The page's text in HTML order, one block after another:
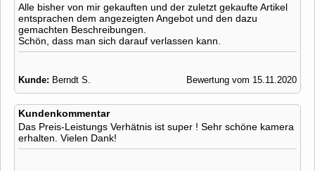
Alle bisher von mir gekauften und der zuletzt gekaufte Artikel
entsprachen dem angezeigten Angebot und den dazu
gemachten Beschreibungen.
Schön, dass man sich darauf verlassen kann.
Kunde: Berndt S. Bewertung vom 15.11.2020
Kundenkommentar
Das Preis-Leistungs Verhätnis ist super ! Sehr schöne kamera
erhalten. Vielen Dank!